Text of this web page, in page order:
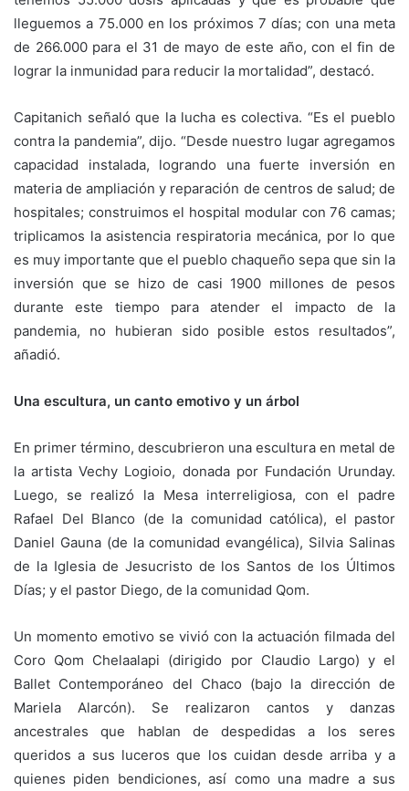
lleguemos a 75.000 en los próximos 7 días; con una meta
de 266.000 para el 31 de mayo de este año, con el fin de
lograr la inmunidad para reducir la mortalidad”, destacó.
Capitanich señaló que la lucha es colectiva. “Es el pueblo
contra la pandemia”, dijo. “Desde nuestro lugar agregamos
capacidad instalada, logrando una fuerte inversión en
materia de ampliación y reparación de centros de salud; de
hospitales; construimos el hospital modular con 76 camas;
triplicamos la asistencia respiratoria mecánica, por lo que
es muy importante que el pueblo chaqueño sepa que sin la
inversión que se hizo de casi 1900 millones de pesos
durante este tiempo para atender el impacto de la
pandemia, no hubieran sido posible estos resultados”,
añadió.
Una escultura, un canto emotivo y un árbol
En primer término, descubrieron una escultura en metal de
la artista Vechy Logioio, donada por Fundación Urunday.
Luego, se realizó la Mesa interreligiosa, con el padre
Rafael Del Blanco (de la comunidad católica), el pastor
Daniel Gauna (de la comunidad evangélica), Silvia Salinas
de la Iglesia de Jesucristo de los Santos de los Últimos
Días; y el pastor Diego, de la comunidad Qom.
Un momento emotivo se vivió con la actuación filmada del
Coro Qom Chelaalapi (dirigido por Claudio Largo) y el
Ballet Contemporáneo del Chaco (bajo la dirección de
Mariela Alarcón). Se realizaron cantos y danzas
ancestrales que hablan de despedidas a los seres
queridos a sus luceros que los cuidan desde arriba y a
quienes piden bendiciones, así como una madre a sus